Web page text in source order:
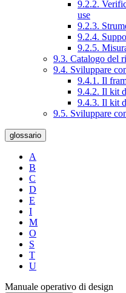
9.2.2.
use
9.2.3.
9.2.4.
9.2.5.
9.3. Catalogo del
9.4. Sviluppare
9.4.1. Il
9.4.2. Il kit
9.4.3. Il kit
9.5. Sviluppare
glossario
A
B
C
D
E
I
M
O
S
T
U
Manuale operativo di design